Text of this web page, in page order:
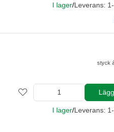
I lager/Leverans:
styck
I lager/Leverans: